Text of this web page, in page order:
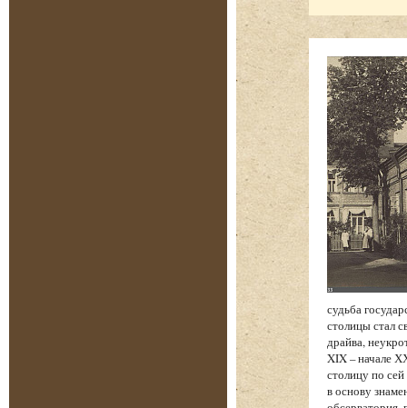
судьба
столицы стал
драйва,
XIX – начале
столицу по
в основу